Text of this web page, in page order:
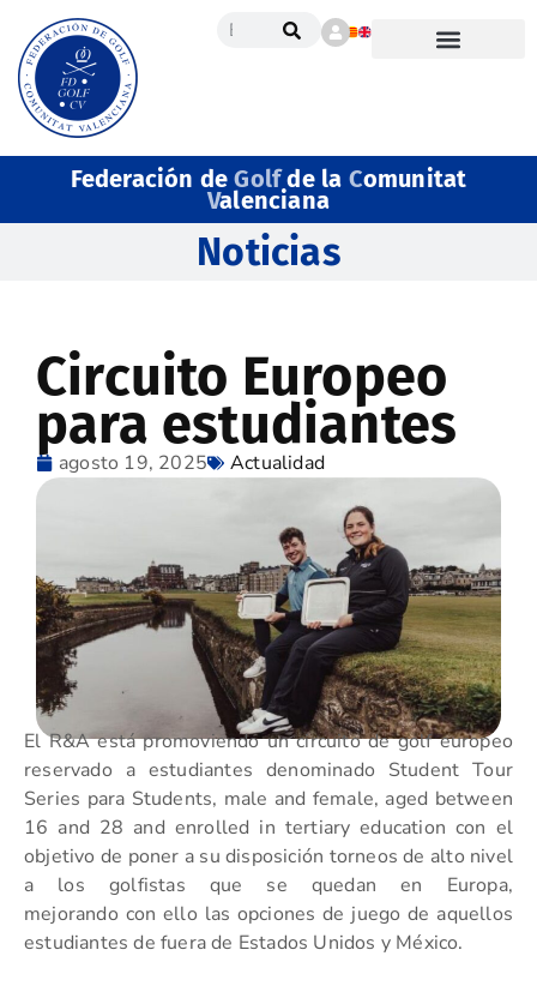
Federación deGolfde la Comunitat
Valenciana
Noticias
Circuito Europeo
para estudiantes
agosto 19, 2025 Actualidad
El R&A está promoviendo un circuito de golf europeo
reservado a estudiantes denominado Student Tour
Series para Students, male and female, aged between
16 and 28 and enrolled in tertiary education con el
objetivo de poner a su disposición torneos de alto nivel
a los golfistas que se quedan en Europa,
mejorando con ello las opciones de juego de aquellos
estudiantes de fuera de Estados Unidos y México.